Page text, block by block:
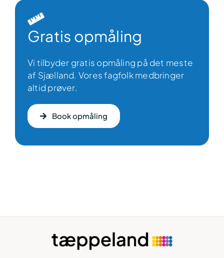
Gratis opmåling
Vi tilbyder gratis opmåling på det meste
af Sjælland. Vores fagfolk medbringer
altid prøver.
Book opmåling